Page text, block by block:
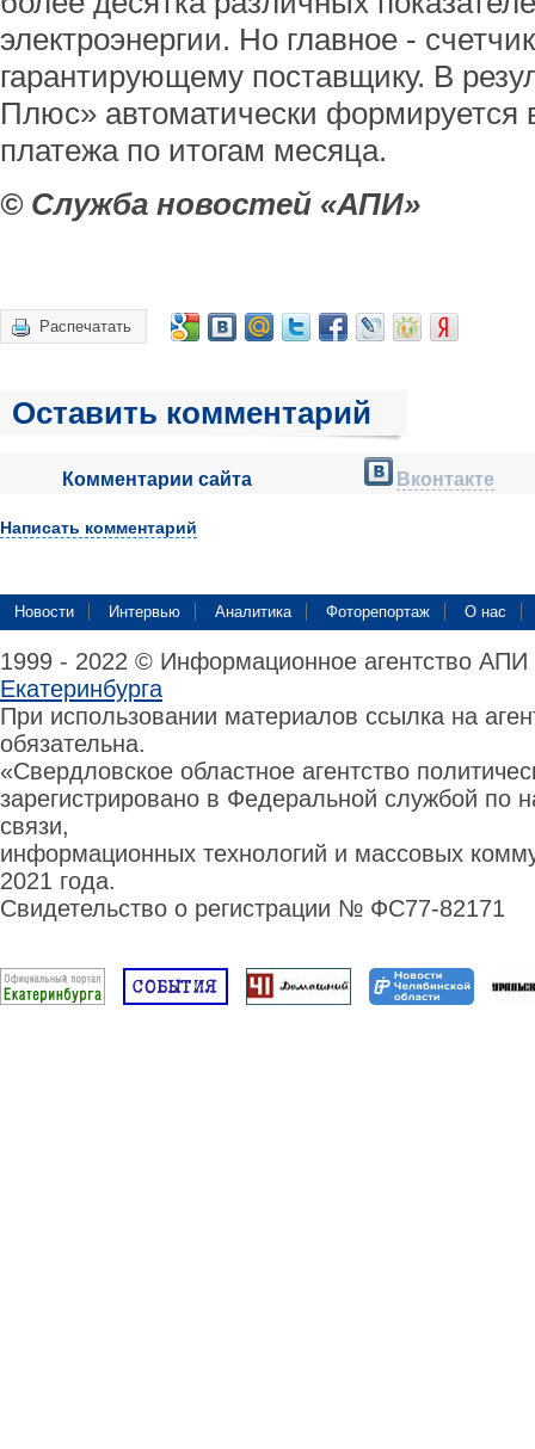
электроэнергии. Но главное -
гарантирующему поставщику. В
Плюс» автоматически формируется
платежа по итогам месяца.
© Служба новостей «АПИ»
Распечатать
Оставить комментарий
Комментарии сайта Вконтакте
Написать комментарий
Новости Интервью Аналитика Фоторепортаж О нас
1999 - 2022 © Информационное агентство
Екатеринбурга
При использовании материалов ссылка на
обязательна.
«Свердловское областное агентство
зарегистрировано в Федеральной службой по
связи,
информационных технологий и массовых
2021 года.
Свидетельство о регистрации № ФС77-82171